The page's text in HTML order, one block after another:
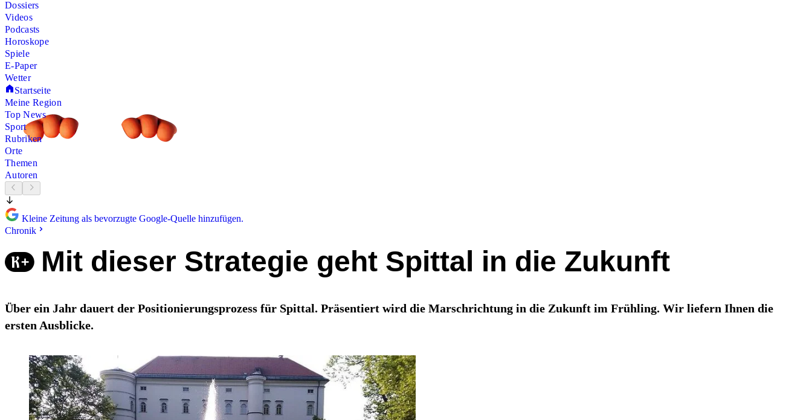
Dossiers
Videos
Podcasts
Horoskope
Spiele
E-Paper
Wetter
Startseite
Meine Region
Top News
Sport
Rubriken
Orte
Themen
Autoren
Kleine Zeitung als bevorzugte Google-Quelle hinzufügen.
Chronik
Mit dieser Strategie geht Spittal in die Zukunft
Über ein Jahr dauert der Positionierungsprozess für Spittal. Präsentiert wird die Marschrichtung in die Zukunft im Frühling. Wir liefern Ihnen die
ersten Ausblicke.